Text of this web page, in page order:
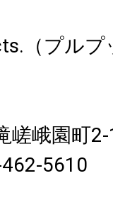
（プル
嵯峨園町
5610